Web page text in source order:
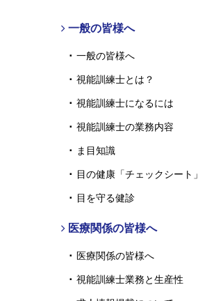
一般の皆様へ
一般の皆様へ
視能訓練士とは？
視能訓練士になるには
視能訓練士の業務内容
ま目知識
目の健康「チェックシート」
目を守る健診
医療関係の皆様へ
医療関係の皆様へ
視能訓練士業務と生産性